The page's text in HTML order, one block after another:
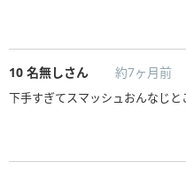
10 名無しさん 約7ヶ月前
下手すぎてスマッシュおんなじ